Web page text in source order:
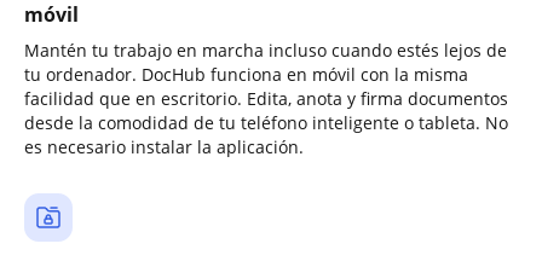
móvil
Mantén tu trabajo en marcha incluso cuando estés lejos de
tu ordenador. DocHub funciona en móvil con la misma
facilidad que en escritorio. Edita, anota y firma documentos
desde la comodidad de tu teléfono inteligente o tableta. No
es necesario instalar la aplicación.